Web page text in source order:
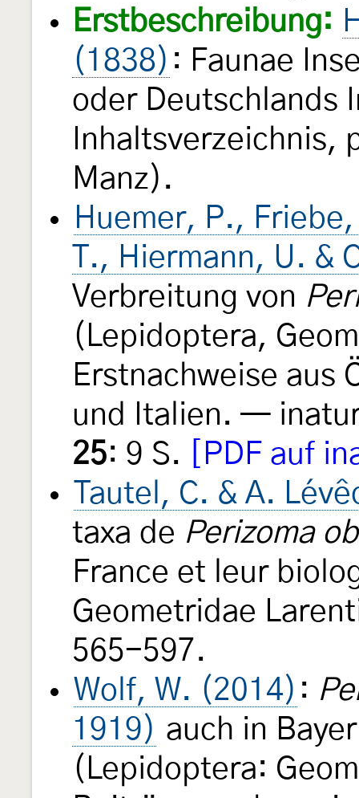
Erstbeschreibung:
(1838) : Faunae
oder Deutschlands
Inhaltsverzeichnis,
Manz).
Huemer, P.,
T., Hiermann, U. &
Verbreitung von
(Lepidoptera,
Erstnachweise aus
und Italien. —
25: 9 S.
[PDF auf
Tautel, C. & A.
taxa de Perizoma
France et leur
Geometridae
565-597.
Wolf, W. (2014) :
1919) auch in
(Lepidoptera: